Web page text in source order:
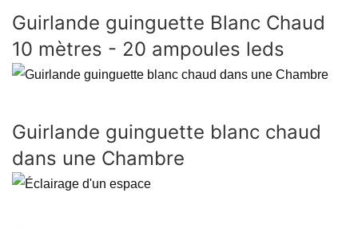
Guirlande guinguette Blanc Chaud
10 mètres - 20 ampoules leds
Guirlande guinguette blanc chaud
dans une Chambre